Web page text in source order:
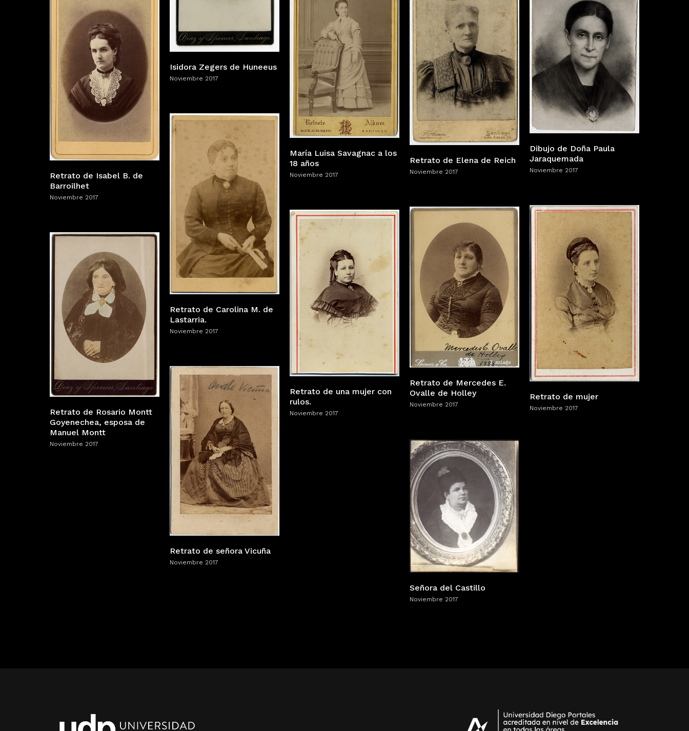
Isidora Zegers de Huneeus
Noviembre 2017
María Luisa Savagnac a los
18 años
Noviembre 2017
Retrato de Elena de Reich
Noviembre 2017
Dibujo de Doña Paula
Jaraquemada
Noviembre 2017
Retrato de Isabel B. de
Barroilhet
Noviembre 2017
Retrato de Carolina M. de
Lastarria.
Noviembre 2017
Retrato de mujer
Noviembre 2017
Retrato de Mercedes E.
Ovalle de Holley
Noviembre 2017
Retrato de una mujer con
rulos.
Noviembre 2017
Retrato de Rosario Montt
Goyenechea, esposa de
Manuel Montt
Noviembre 2017
Retrato de señora Vicuña
Noviembre 2017
Señora del Castillo
Noviembre 2017